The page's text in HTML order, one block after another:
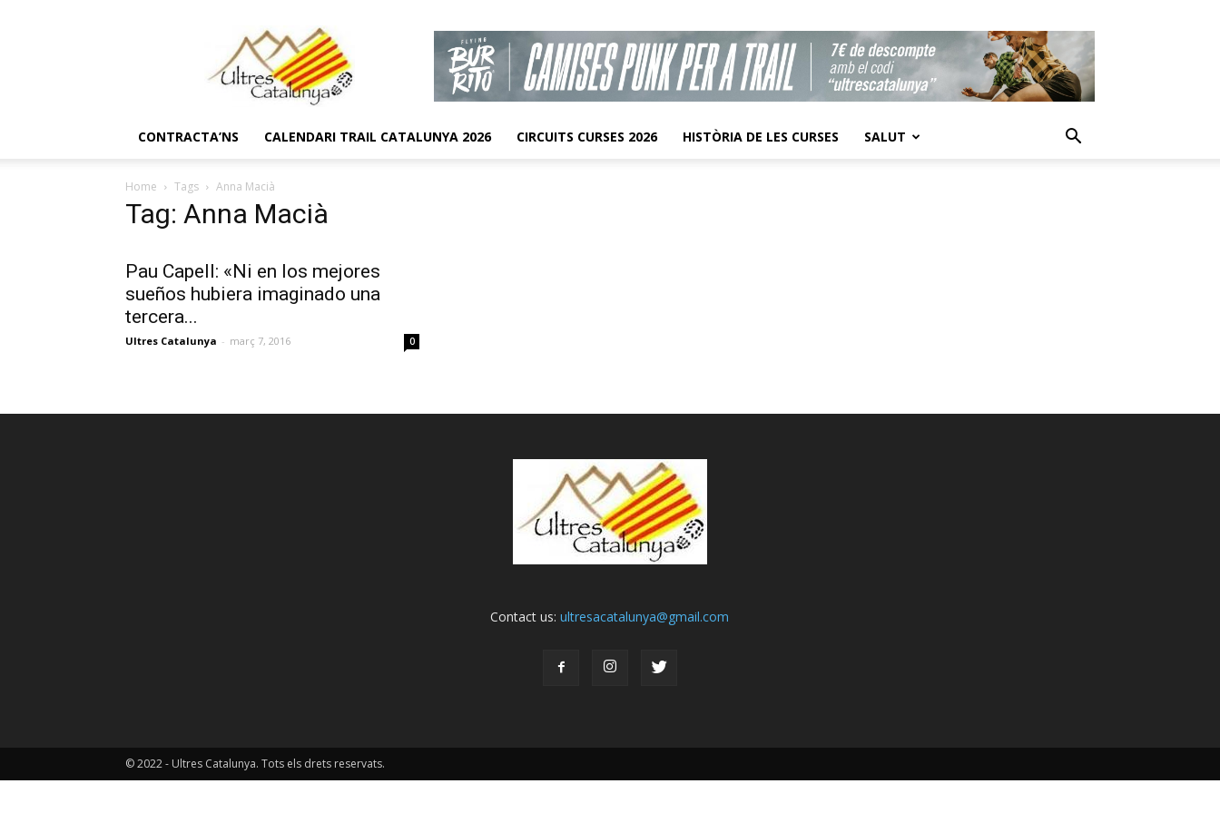
CONTRACTA’NS CALENDARI TRAIL CATALUNYA 2026 CIRCUITS CURSES 2026 HISTÒRIA DE LES CURSES SALUT
Home Tags Anna Macià
Tag: Anna Macià
Pau Capell: «Ni en los mejores
sueños hubiera imaginado una
tercera...
Ultres Catalunya - març 7, 2016 0
Contact us:ultresacatalunya@gmail.com
© 2022 - Ultres Catalunya. Tots els drets reservats.